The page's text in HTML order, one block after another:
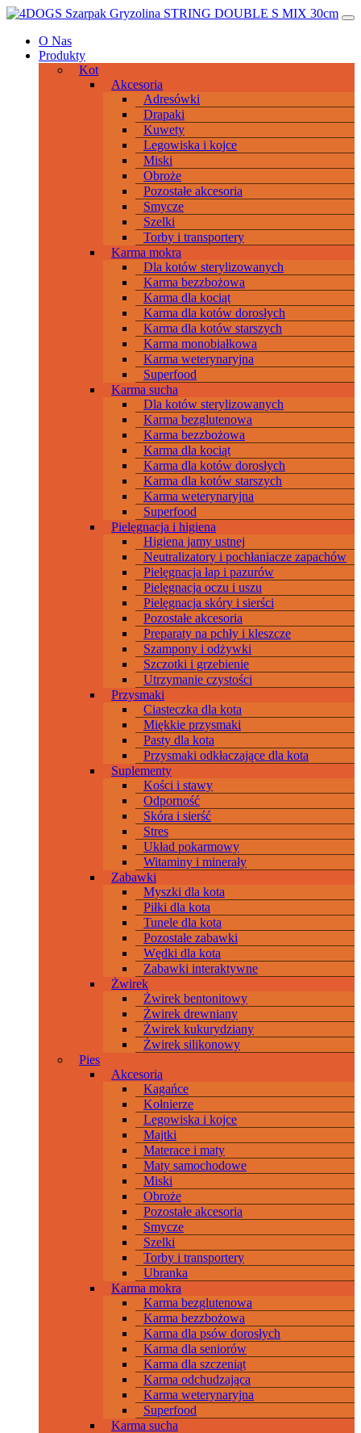
Przeskocz
treści
Main
Navigation
O Nas
Produkty
Kot
Akcesoria
Adresówki
Drapaki
Kuwety
Legowiska i kojce
Miski
Obroże
Pozostałe akcesoria
Smycze
Szelki
Torby i transportery
Karma mokra
Dla kotów sterylizowanych
Karma bezzbożowa
Karma dla kociąt
Karma dla kotów dorosłych
Karma dla kotów starszych
Karma monobiałkowa
Karma weterynaryjna
Superfood
Karma sucha
Dla kotów sterylizowanych
Karma bezglutenowa
Karma bezzbożowa
Karma dla kociąt
Karma dla kotów dorosłych
Karma dla kotów starszych
Karma weterynaryjna
Superfood
Pielęgnacja i higiena
Higiena jamy ustnej
Neutralizatory i pochłaniacze zapachów
Pielęgnacja łap i pazurów
Pielęgnacja oczu i uszu
Pielęgnacja skóry i sierści
Pozostałe akcesoria
Preparaty na pchły i kleszcze
Szampony i odżywki
Szczotki i grzebienie
Utrzymanie czystości
Przysmaki
Ciasteczka dla kota
Miękkie przysmaki
Pasty dla kota
Przysmaki odkłaczające dla kota
Suplementy
Kości i stawy
Odporność
Skóra i sierść
Stres
Układ pokarmowy
Witaminy i minerały
Zabawki
Myszki dla kota
Piłki dla kota
Tunele dla kota
Pozostałe zabawki
Wędki dla kota
Zabawki interaktywne
Żwirek
Żwirek bentonitowy
Żwirek drewniany
Żwirek kukurydziany
Żwirek silikonowy
Pies
Akcesoria
Kagańce
Kołnierze
Legowiska i kojce
Majtki
Materace i maty
Maty samochodowe
Miski
Obroże
Pozostałe akcesoria
Smycze
Szelki
Torby i transportery
Ubranka
Karma mokra
Karma bezglutenowa
Karma bezzbożowa
Karma dla psów dorosłych
Karma dla seniorów
Karma dla szczeniąt
Karma odchudzająca
Karma weterynaryjna
Superfood
Karma sucha